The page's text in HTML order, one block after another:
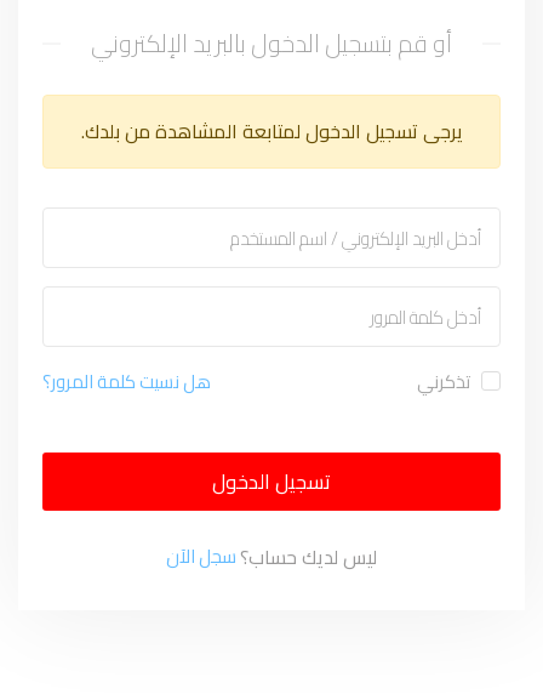
أو قم بتسجيل الدخول بالبريد الإلكتروني
يرجى تسجيل الدخول لمتابعة المشاهدة من بلدك.
تذكرني هل نسيت كلمة المرور؟
تسجيل الدخول
ليس لديك حساب؟سجل الآن